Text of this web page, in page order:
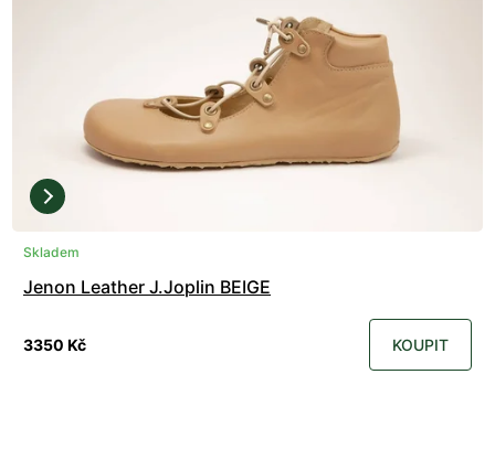
Skladem
Jenon Leather J.Joplin BEIGE
3350 Kč KOUPIT